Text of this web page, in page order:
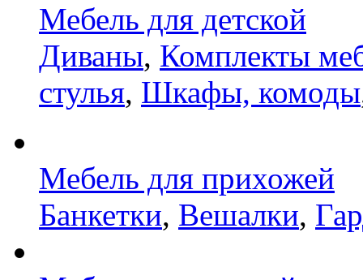
Мебель для детской
Диваны, Комплекты
стулья, Шкафы, комоды
Мебель для прихожей
Банкетки, Вешалки,